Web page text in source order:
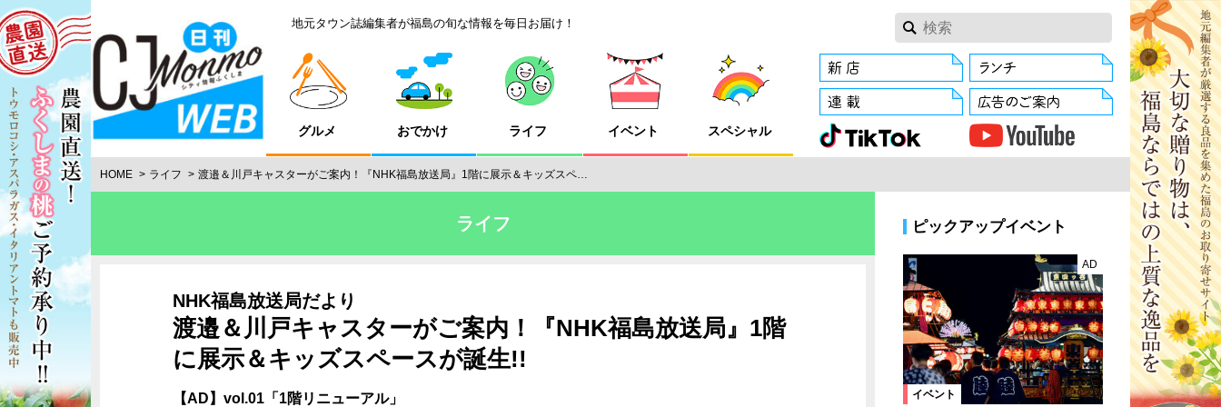
地元タウン誌編集者が福島の旬な情報を毎日お届け！
グルメ おでかけ ライフ イベント スペシャル
HOME ライフ 渡邉＆川戸キャスターがご案内！『NHK福島放送局』1階に展示＆キッズスペ…
ライフ
NHK福島放送局だより
渡邉＆川戸キャスターがご案内！『NHK福島放送局』1階
に展示＆キッズスペースが誕生!!
【AD】vol.01「1階リニューアル」
ピックアップイベント
イベント
AD